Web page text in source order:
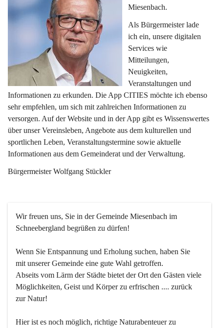
Miesenbach.
Als Bürgermeister lade
ich ein, unsere digitalen
Services wie
Mitteilungen,
Neuigkeiten,
Veranstaltungen und
Informationen zu erkunden. Die App CITIES möchte ich ebenso
sehr empfehlen, um sich mit zahlreichen Informationen zu
versorgen. Auf der Website und in der App gibt es Wissenswertes
über unser Vereinsleben, Angebote aus dem kulturellen und
sportlichen Leben, Veranstaltungstermine sowie aktuelle
Informationen aus dem Gemeinderat und der Verwaltung.
Bürgermeister Wolfgang Stückler
Wir freuen uns, Sie in der Gemeinde Miesenbach im
Schneebergland begrüßen zu dürfen!
Wenn Sie Entspannung und Erholung suchen, haben Sie
mit unserer Gemeinde eine gute Wahl getroffen.
Abseits vom Lärm der Städte bietet der Ort den Gästen viele
Möglichkeiten, Geist und Körper zu erfrischen .... zurück
zur Natur!
Hier ist es noch möglich, richtige Naturabenteuer zu